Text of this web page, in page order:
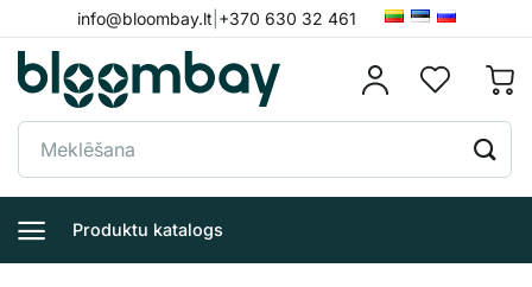
to
content
info@bloombay.lt +370 630 32 461
Meklēt:
Produktu katalogs